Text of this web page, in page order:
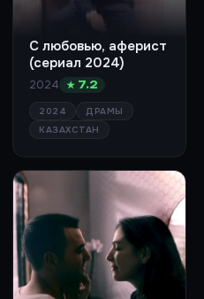
С любовью, аферист
(сериал 2024)
2024 ★ 7.2
2024
ДРАМЫ
КАЗАХСТАН